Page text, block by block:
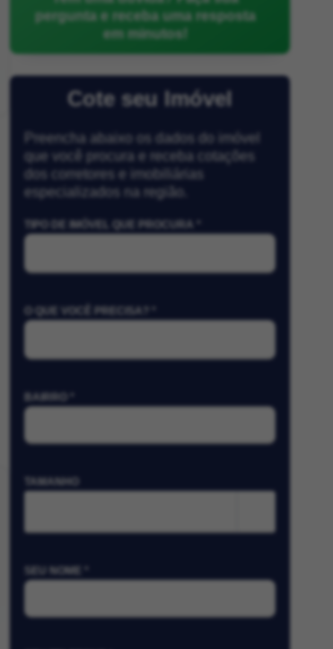
pergunta e receba uma resposta
em minutos!
Cote seu Imóvel
Preencha abaixo os dados do imóvel
que você procura e receba cotações
dos corretores e imobiliárias
especializados na região.
TIPO DE IMÓVEL QUE PROCURA *
O QUE VOCÊ PRECISA? *
TAMANHO
SEU NOME *